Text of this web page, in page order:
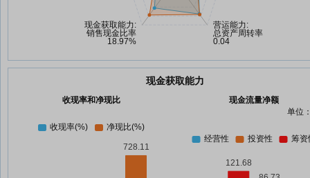
现金获取能力
收现率和净现比
现金流量净额
单位